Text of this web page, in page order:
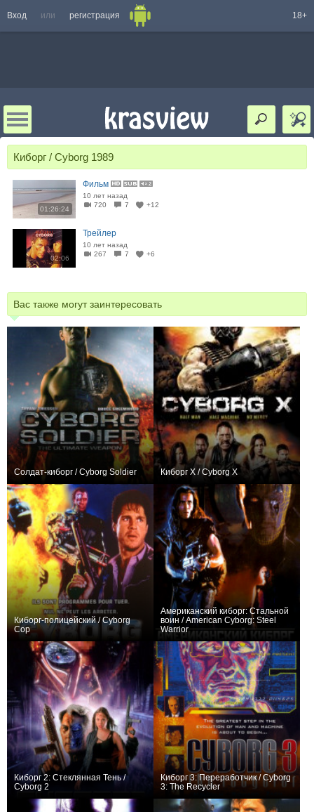
Вход или регистрация 18+
Киборг / Cyborg 1989
01:26:24
Фильм
10 лет назад
720
7 +12
02:06
Трейлер
10 лет назад
267
7 +6
Вас также могут заинтересовать
Солдат-киборг / Cyborg Soldier Киборг X / Cyborg X
Киборг-полицейский / Cyborg
Cop
Американский киборг: Стальной
воин / American Cyborg: Steel
Warrior
Киборг 2: Стеклянная Тень /
Cyborg 2
Киборг 3: Переработчик / Cyborg
3: The Recycler